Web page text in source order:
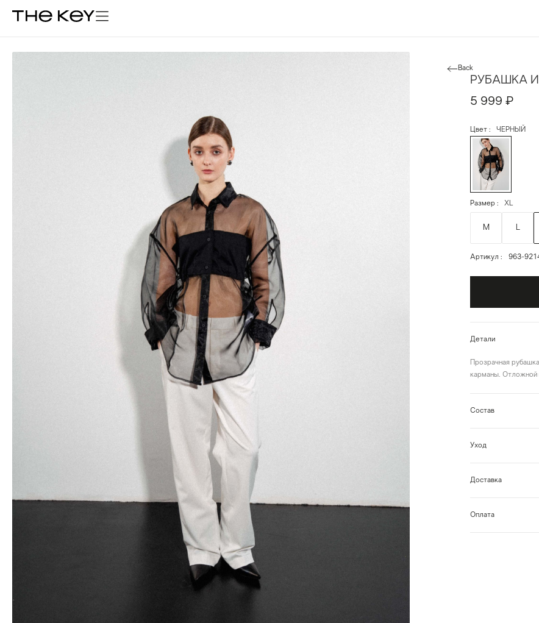
Back
РУБАШКА
5 999 ₽
Цвет ЧЕРНЫЙ
Размер XL
M L
Артикул 963-
Детали
Прозрачная
карманы. Отложной
Состав
Уход
Доставка
Оплата